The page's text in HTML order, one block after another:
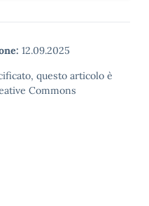
12.09.2025
questo articolo è
Commons